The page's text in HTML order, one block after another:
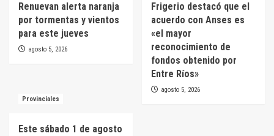
Renuevan alerta naranja
por tormentas y vientos
para este jueves
agosto 5, 2026
Frigerio destacó que el
acuerdo con Anses es
«el mayor
reconocimiento de
fondos obtenido por
Entre Ríos»
agosto 5, 2026
Provinciales
Este sábado 1 de agosto